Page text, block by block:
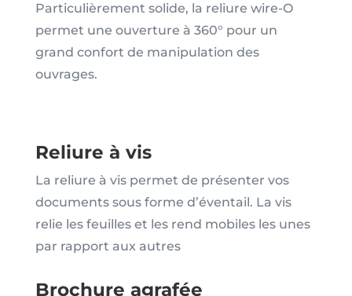
Particulièrement solide, la reliure wire-O
permet une ouverture à 360° pour un
grand confort de manipulation des
ouvrages.
Reliure à vis
La reliure à vis permet de présenter vos
documents sous forme d’éventail. La vis
relie les feuilles et les rend mobiles les unes
par rapport aux autres
Brochure agrafée